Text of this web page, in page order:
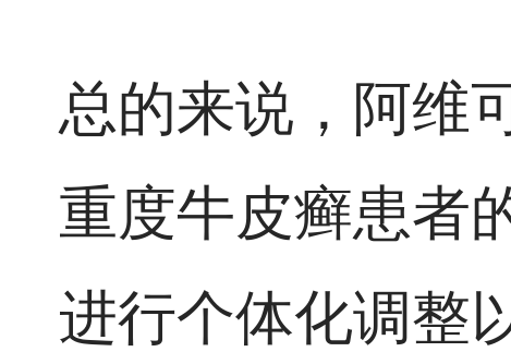
总的来说，阿维
重度牛皮癣患者
进行个体化调整